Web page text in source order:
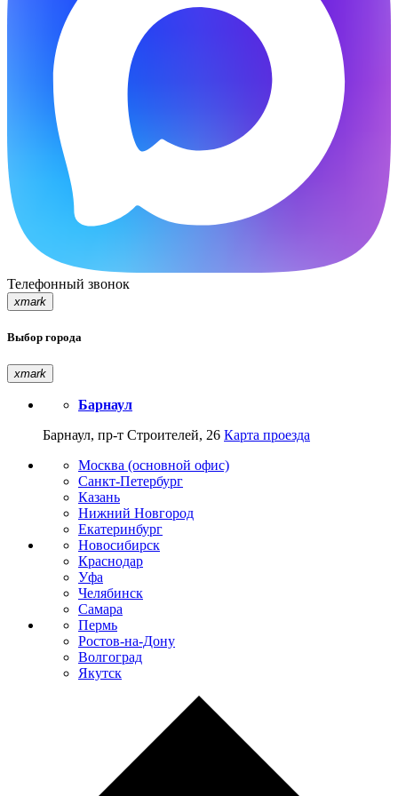
Телефонный звонок
xmark
Выбор города
xmark
Барнаул
Барнаул, пр-т Строителей, 26 Карта проезда
Москва (основной офис)
Санкт-Петербург
Казань
Нижний Новгород
Екатеринбург
Новосибирск
Краснодар
Уфа
Челябинск
Самара
Пермь
Ростов-на-Дону
Волгоград
Якутск